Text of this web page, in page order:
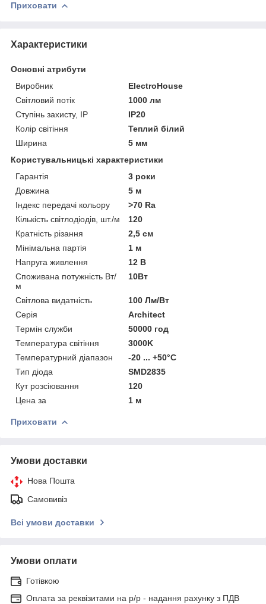
Приховати
Характеристики
Основні атрибути
Виробник
ElectroHouse
Світловий потік
1000 лм
Ступінь захисту, IP
IP20
Колір світіння
Теплий білий
Ширина
5 мм
Користувальницькі характеристики
Гарантія
3 роки
Довжина
5 м
Індекс передачі кольору
>70 Ra
Кількість світлодіодів, шт./м
120
Кратність різання
2,5 см
Мінімальна партія
1 м
Напруга живлення
12 В
Споживана потужність Вт/
м
10Вт
Світлова видатність
100 Лм/Вт
Серія
Architect
Термін служби
50000 год
Температура світіння
3000K
Температурний діапазон
-20 ... +50°С
Тип діода
SMD2835
Кут розсіювання
120
Цена за
1 м
Приховати
Умови доставки
Нова Пошта
Самовивіз
Всі умови доставки
Умови оплати
Готівкою
Оплата за реквізитами на р/р - надання рахунку з ПДВ